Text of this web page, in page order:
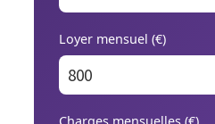
Loyer mensuel (€)
Charges mensuelles (€)